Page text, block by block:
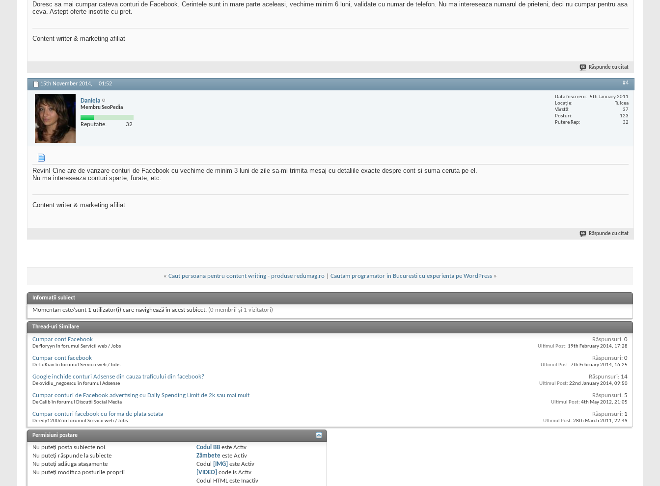
Doresc sa mai cumpar cateva conturi de Facebook. Cerintele sunt in mare parte aceleasi, vechime minim 6 luni, validate cu numar de telefon. Nu ma intereseaza numarul de prieteni, deci nu cumpar pentru asa
ceva. Astept oferte insotite cu pret.
Content writer & marketing afiliat
Răspunde cu citat
15th November 2014, 01:52 #4
Daniela
Membru SeoPedia
Reputatie: 32
Data înscrierii
5th January 2011
Locaţie
Tulcea
Vârstă
37
Posturi
123
Putere Rep
32
Revin! Cine are de vanzare conturi de Facebook cu vechime de minim 3 luni de zile sa-mi trimita mesaj cu detaliile exacte despre cont si suma ceruta pe el.
Nu ma intereseaza conturi sparte, furate, etc.
Content writer & marketing afiliat
Răspunde cu citat
« Caut persoana pentru content writing - produse redumag.ro| Cautam programator in Bucuresti cu experienta pe WordPress »
Informații subiect
Momentan este/sunt 1 utilizator(i) care navighează în acest subiect. (0 membrii și 1 vizitatori)
Thread-uri Similare
Cumpar cont Facebook
De floryyn în forumul Servicii web / Jobs
Răspunsuri: 0
Ultimul Post: 19th February 2014, 17:28
Cumpar cont facebook
De LuKian în forumul Servicii web / Jobs
Răspunsuri: 0
Ultimul Post: 7th February 2014, 16:25
Google inchide conturi Adsense din cauza traficului din facebook?
De ovidiu_negoescu în forumul Adsense
Răspunsuri: 14
Ultimul Post: 22nd January 2014, 09:50
Cumpar conturi de Facebook advertising cu Daily Spending Limit de 2k sau mai mult
De Calib în forumul Discutii Social Media
Răspunsuri: 5
Ultimul Post: 4th May 2012, 21:05
Cumpar conturi facebook cu forma de plata setata
De edy12006 în forumul Servicii web / Jobs
Răspunsuri: 1
Ultimul Post: 28th March 2011, 22:49
Permisiuni postare
Nu puteţi posta subiecte noi.
Nu puteţi răspunde la subiecte
Nu puteţi adăuga ataşamente
Nu puteţi modifica posturile proprii
Codul BB esteActiv
Zâmbete esteActiv
Codul
[IMG] esteActiv
[VIDEO] code isActiv
Codul HTML este Inactiv